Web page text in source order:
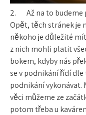
2. Až na to
Opět, těch stránek je
někoho je důležité
z nich mohli platit
bokem, kdyby nás
se v podnikání řídí
podnikání vykonávat.
věci můžeme ze
potom třeba u